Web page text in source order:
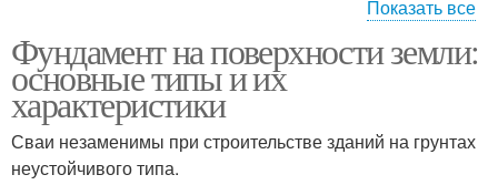
Уход за фундаментом Ленточный фундамент
Условия на фундамент
Показать все
Фундамент на поверхности земли:
основные типы и их
характеристики
Сваи незаменимы при строительстве зданий на грунтах
неустойчивого типа.